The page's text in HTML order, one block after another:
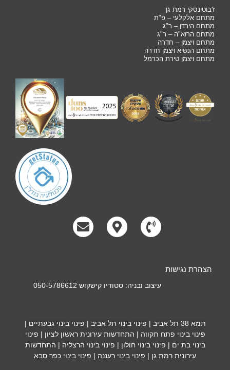
ז'בוטינסקי רמת גן
מתחם אלקלעי – פ"ת
מתחם הירדן – ר"ג
מתחם הרוא"ה – ר"ג
מתחם ויצמן – חדרה
מתחם הנשיא ויצמן חדרה
מתחם ויצמן טירת הכרמל
הצהרת נגישות
עיצוב ובניה: סטודיו קישקוש 050-5786612
תמא 38 תל אביב | פינוי בינוי תל אביב| פינוי בינוי גבעתיים |
פינוי בינוי פתח תקווה | התחדשות עירונית ראשון לציון | פינוי
בינוי בת ים | פינוי בינוי חולון | פינוי בינוי הרצליה | התחדשות
עירונית רמת גן | פינוי בינוי רעננה | פינוי בינוי כפר סבא